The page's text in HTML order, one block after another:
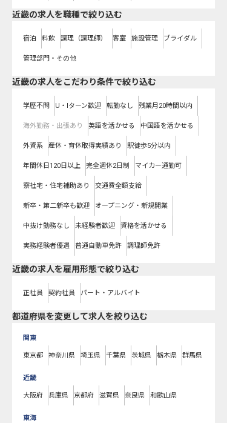
近畿の求人を職種で絞り込む
宿泊 料飲 調理（調理師） 客室 施設管理 ブライダル
管理部門・その他
近畿の求人をこだわり条件で絞り込む
学歴不問 U・Iターン歓迎 転勤なし 残業月20時間以内
海外勤務・出張あり 英語を活かせる 中国語を活かせる
外資系 産休・育休取得実績あり 駅徒歩5分以内
年間休日120日以上 完全週休2日制 マイカー通勤可
寮社宅・住宅補助あり 交通費全額支給
新卒・第二新卒も歓迎 オープニング・新規開業
中抜け勤務なし 未経験者歓迎 資格を活かせる
実務経験者優遇 普通自動車免許 調理師免許
近畿の求人を雇用形態で絞り込む
正社員 契約社員 パート・アルバイト
都道府県を変更して求人を絞り込む
関東
東京都 神奈川県 埼玉県 千葉県 茨城県 栃木県 群馬県
近畿
大阪府 兵庫県 京都府 滋賀県 奈良県 和歌山県
東海